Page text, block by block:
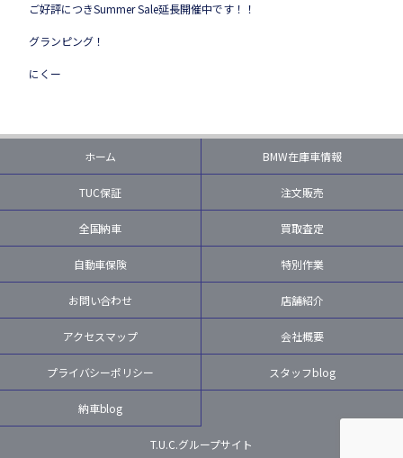
ご好評につきSummer Sale延長開催中です！！
グランピング！
にくー
ホーム BMW在庫車情報
TUC保証 注文販売
全国納車 買取査定
自動車保険 特別作業
お問い合わせ 店舗紹介
アクセスマップ 会社概要
プライバシーポリシー スタッフblog
納車blog
T.U.C.グループサイト